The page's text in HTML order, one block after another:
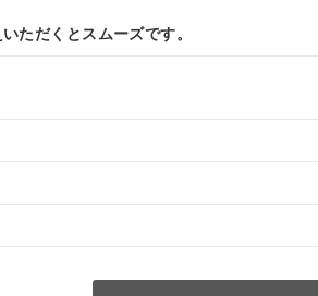
ただくとスムーズです。